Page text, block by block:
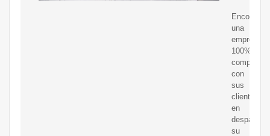
una
empresa
100%
con
sus
clientes
en
despachar
su